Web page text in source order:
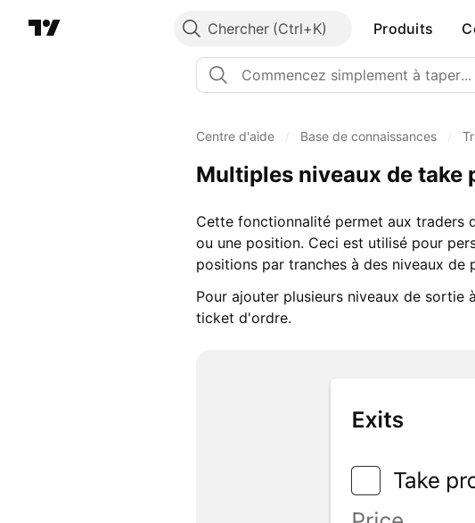
Chercher Produits
Centre d'aide Base de connaissances
Multiples niveaux de take
Cette fonctionnalité permet aux traders
ou une position. Ceci est utilisé pour
positions par tranches à des niveaux de
Pour ajouter plusieurs niveaux de sortie
ticket d'ordre.